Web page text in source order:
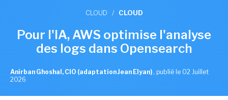
CLOUD / CLOUD
Pour l'IA, AWS optimise l'analyse
des logs dans Opensearch
Anirban Ghoshal, CIO (adaptation Jean Elyan) , publié le 02 Juillet
2026